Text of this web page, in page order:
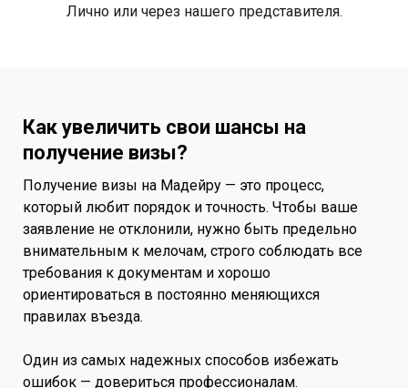
Лично или через нашего представителя.
Как увеличить свои шансы на
получение визы?
Получение визы на Мадейру — это процесс,
который любит порядок и точность. Чтобы ваше
заявление не отклонили, нужно быть предельно
внимательным к мелочам, строго соблюдать все
требования к документам и хорошо
ориентироваться в постоянно меняющихся
правилах въезда.
Один из самых надежных способов избежать
ошибок — довериться профессионалам.